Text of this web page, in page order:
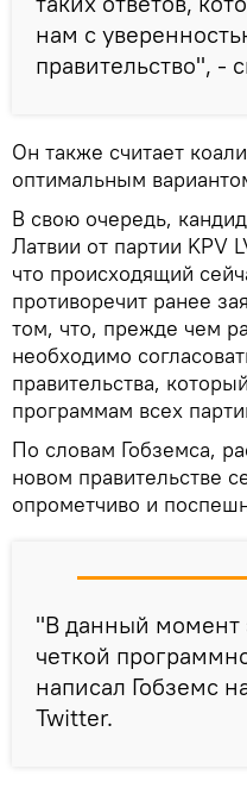
нам с
правительство", -
Он также считает
оптимальным
В свою очередь,
Латвии от партии KPV
что происходящий
противоречит ранее
том, что, прежде чем
необходимо
правительства,
программам всех
По словам Гобземса,
новом правительстве
опрометчиво и
"В данный момент
четкой
написал Гобземс
Twitter.